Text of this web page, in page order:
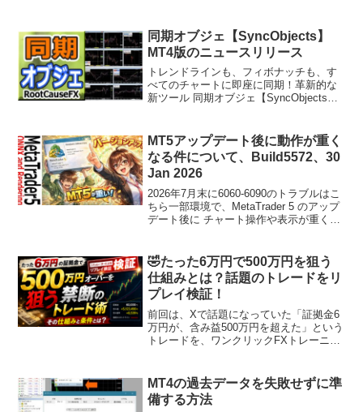
同期オブジェ【SyncObjects】
MT4版のニュースリリース
トレンドラインも、フィボナッチも、す
べてのチャートに即座に同期！革新的な
新ツール 同期オブジェ【SyncObjects】
画されたトレンドラインや水平線、テキ
スト...
MT5アップデート後に動作が重く
なる件について、Build5572、30
Jan 2026
2026年7月末に6060-6090のトラブルはこ
ちら一部環境で、MetaTrader 5 のアップ
デート後に チャート操作や表示が重くな
ズに限らず、MT4で動作す...
🤣たった6万円で500万円を狙う
仕組みとは？話題のトレードをリ
プレイ検証！
前回は、Xで話題になっていた「証拠金6
万円が、含み益500万円を超えた」という
トレードを、ワンクリックFXトレーニン
の？」そう思われた方も多いのではない
でしょうか。今回は、...
MT4の過去データを失敗せずに準
備する方法